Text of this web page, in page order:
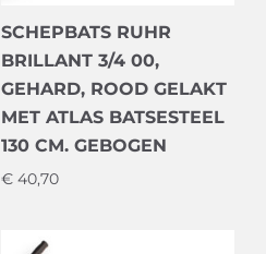
SCHEPBATS RUHR
BRILLANT 3/4 00,
GEHARD, ROOD GELAKT
MET ATLAS BATSESTEEL
130 CM. GEBOGEN
€40,70